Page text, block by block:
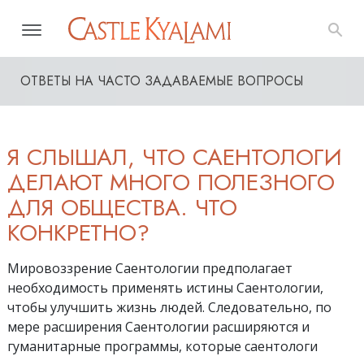
ОТВЕТЫ НА ЧАСТО ЗАДАВАЕМЫЕ ВОПРОСЫ
Я СЛЫШАЛ, ЧТО САЕНТОЛОГИ
ДЕЛАЮТ МНОГО ПОЛЕЗНОГО
ДЛЯ ОБЩЕСТВА. ЧТО
КОНКРЕТНО?
Мировоззрение Саентологии предполагает
необходимость применять истины Саентологии,
чтобы улучшить жизнь людей. Следовательно, по
мере расширения Саентологии расширяются и
гуманитарные программы, которые саентологи